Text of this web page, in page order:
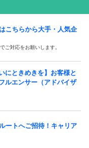
こちらから大手・人気企
ご対応をお願いします。
にときめきを】お客様と
ルエンサー（アドバイザ
ートへご招待！キャリア